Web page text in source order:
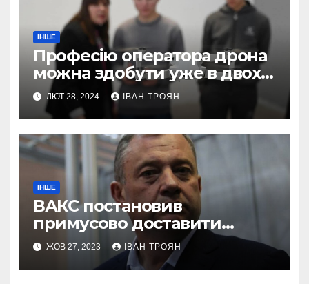
ІНШЕ
Професію оператора дрона
можна здобути уже в двох
профтехах Львівщини
ЛЮТ 28, 2024 ІВАН ТРОЯН
ІНШЕ
ВАКС постановив
примусово доставити
Дубневича до суду
ЖОВ 27, 2023 ІВАН ТРОЯН